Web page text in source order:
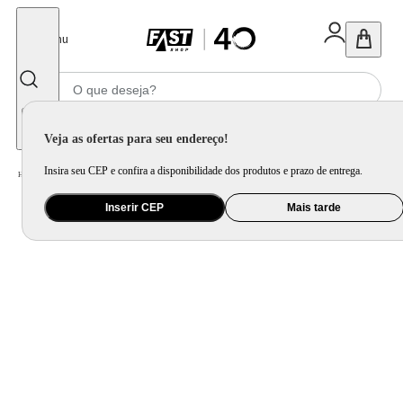
Menu
Veja as ofertas para seu endereço!
Insira seu CEP e confira a disponibilidade dos produtos e prazo de entrega.
Inserir CEP Mais tarde
Home Brinquedo e Colecionável / Para Colecionar